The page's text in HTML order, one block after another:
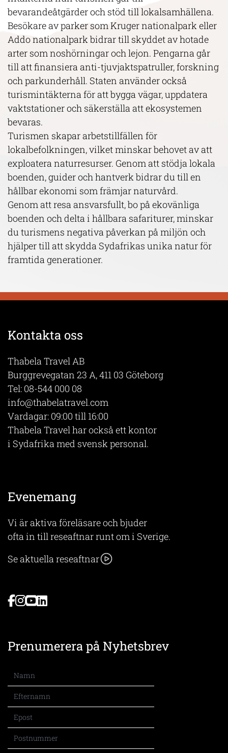
bevarandeåtgärder och stöd till lokalsamhällena.
Besökare av parker som Kruger nationalpark eller
Addo nationalpark bidrar till skyddet av hotade
arter som noshörningar och lejon. Pengarna går
till att finansiera anti-tjuvjaktspatruller, forskning
och parkunderhåll. Staten använder också
turismintäkterna för att bygga vägar, uppdatera
vaktstationer och säkerställa att ekosystemen
bevaras.
Turismen skapar arbetstillfällen för
lokalbefolkningen, vilket minskar behovet av att
exploatera naturresurser. Genom att stödja lokala
boenden, guider och hantverk bidrar du till en
hållbar ekonomi som främjar naturvård.
Genom att resa ansvarsfullt, bo på ekovänliga
boenden och delta i hållbara safariturer, minskar
du turismens negativa påverkan på miljön och
hjälper till att skydda Sydafrikas unika natur för
framtida generationer.
Kontakta oss
Thabela Travel AB
Burggrevegatan 23 A, 411 03 Göteborg
Tel: 08-544 000 08
info@thabelatravel.com
Vardagar: 09:00 till 16:00
Thabela Travel har också ett kontor
i Sydafrika med svensk personal.
Evenemang
Vi är aktiva föreläsare och bjuder
ofta in till reseaftnar runt om i Sverige.
Se aktuella reseaftnar
Prenumerera på Nyhetsbrev